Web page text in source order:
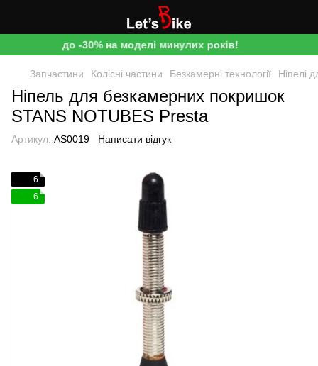
до -30% на моделі минулих років!
Запчастини Колісні частини Безкамерні технології Ніпелі
Ніпель для безкамерних покришок
STANS NOTUBES Presta
Артикул: AS0019 Написати відгук
6
6